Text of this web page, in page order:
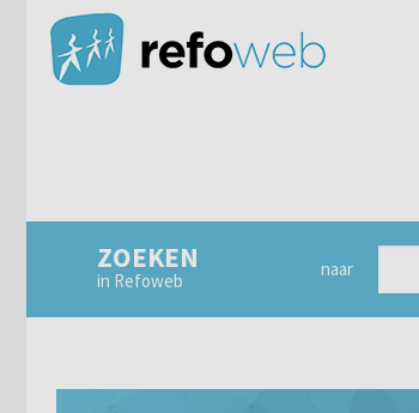
ZOEKEN
in Refoweb
naar